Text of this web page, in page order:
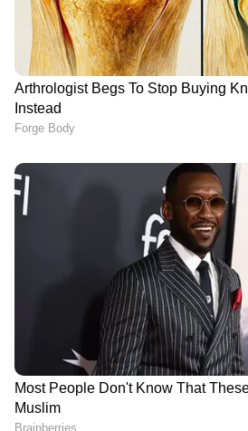
കേരളത്തിലെ എല്ലാ
News
അറിയാൻ എപ്പോഴും
ന്യൂസ് വാർത്തകൾ.
തത്സമയ അപ്‌ഡേറ്റുകളും
വിശകലനവും സമഗ്രമായ
എല്ലാം ഒരൊറ്റ സ്ഥലത്ത്.
എവിടെയും
ലഭിക്കാൻAsianet News